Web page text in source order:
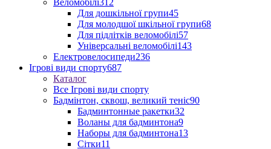
Веломобілі312
Для дошкільної групи45
Для молодшої шкільної групи68
Для підлітків веломобілі57
Універсальні веломобілі143
Електровелосипеди236
Ігрові види спорту687
Каталог
Все Ігрові види спорту
Бадмінтон, сквош, великий теніс90
Бадминтонные ракетки32
Воланы для бадминтона9
Наборы для бадминтона13
Сітки11